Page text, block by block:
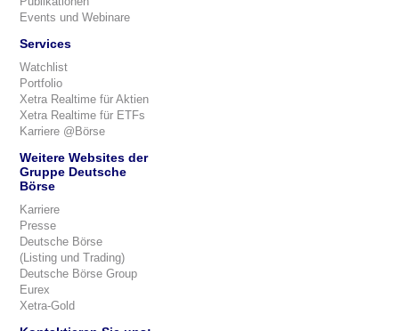
Events und Webinare
Services
Watchlist
Portfolio
Xetra Realtime für Aktien
Xetra Realtime für ETFs
Karriere @Börse
Weitere Websites der
Gruppe Deutsche
Börse
Karriere
Presse
Deutsche Börse
(Listing und Trading)
Deutsche Börse Group
Eurex
Xetra-Gold